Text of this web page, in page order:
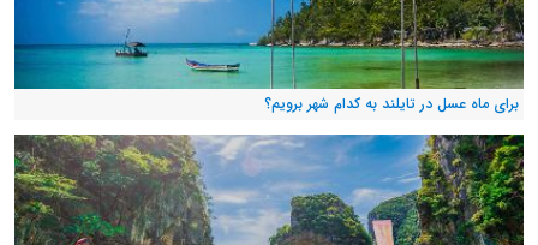
برای ماه عسل در تایلند به کدام شهر برویم؟